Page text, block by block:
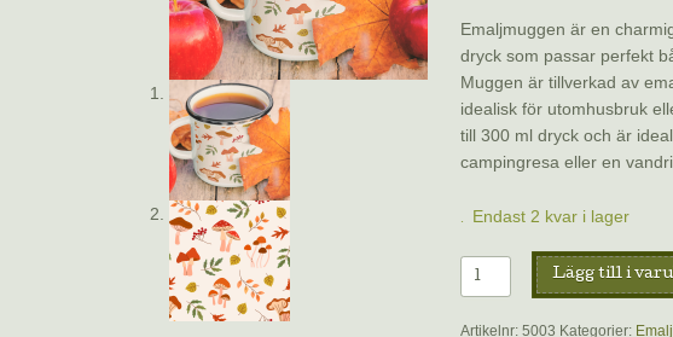
Emaljmuggen är en
dryck som passar perfekt
Muggen är tillverkad av
idealisk för utomhusbruk
till 300 ml dryck och är
campingresa eller en
Endast 2 kvar i lager
Emaljmugg
-
Svampillustration
Lägg till i
Artikelnr: 5003 Kategorier: